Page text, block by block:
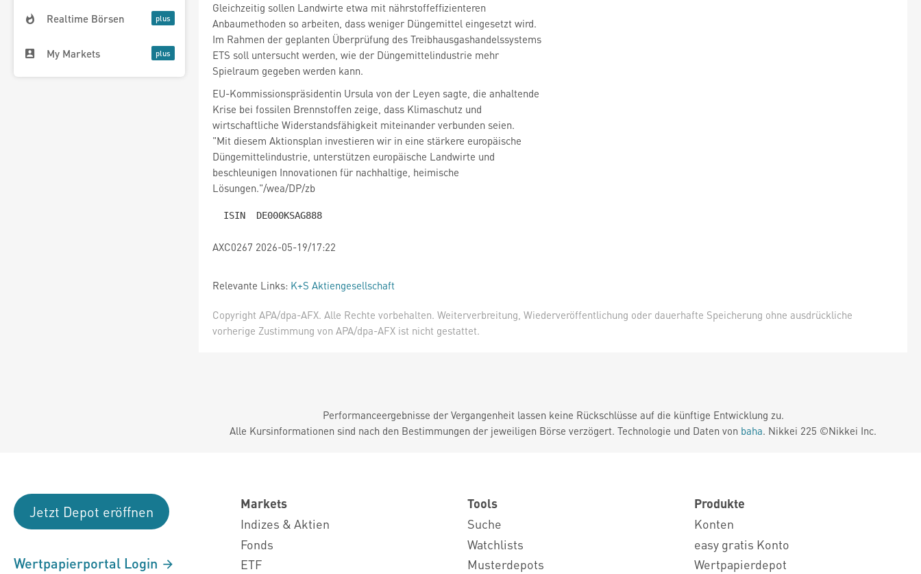
Realtime Börsen
My Markets
Gleichzeitig sollen Landwirte etwa mit nährstoffeffizienteren
Anbaumethoden so arbeiten, dass weniger Düngemittel eingesetzt wird.
Im Rahmen der geplanten Überprüfung des Treibhausgashandelssystems
ETS soll untersucht werden, wie der Düngemittelindustrie mehr
Spielraum gegeben werden kann.
EU-Kommissionspräsidentin Ursula von der Leyen sagte, die anhaltende
Krise bei fossilen Brennstoffen zeige, dass Klimaschutz und
wirtschaftliche Widerstandsfähigkeit miteinander verbunden seien.
"Mit diesem Aktionsplan investieren wir in eine stärkere europäische
Düngemittelindustrie, unterstützen europäische Landwirte und
beschleunigen Innovationen für nachhaltige, heimische
Lösungen."/wea/DP/zb
AXC0267 2026-05-19/17:22
Relevante Links: K+S Aktiengesellschaft
Copyright APA/dpa-AFX. Alle Rechte vorbehalten. Weiterverbreitung, Wiederveröffentlichung oder dauerhafte Speicherung ohne ausdrückliche
vorherige Zustimmung von APA/dpa-AFX ist nicht gestattet.
Performanceergebnisse der Vergangenheit lassen keine Rückschlüsse auf die künftige Entwicklung zu.
Alle Kursinformationen sind nach den Bestimmungen der jeweiligen Börse verzögert. Technologie und Daten von baha. Nikkei 225 ©Nikkei Inc.
Jetzt Depot eröffnen
Wertpapierportal Login
Markets
Indizes & Aktien
Fonds
ETF
Tools
Suche
Watchlists
Musterdepots
Produkte
Konten
easy gratis Konto
Wertpapierdepot